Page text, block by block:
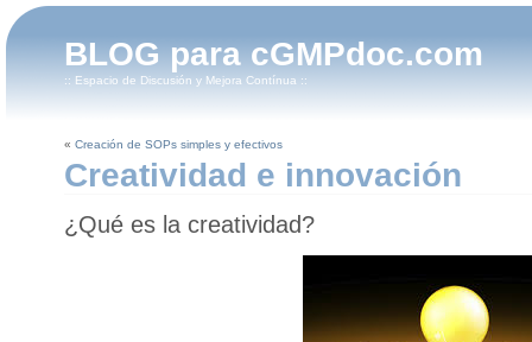
BLOG para cGMPdoc.com
:: Espacio de Discusión y Mejora Contínua ::
« Creación de SOPs simples y efectivos
Creatividad e innovación
¿Qué es la creatividad?